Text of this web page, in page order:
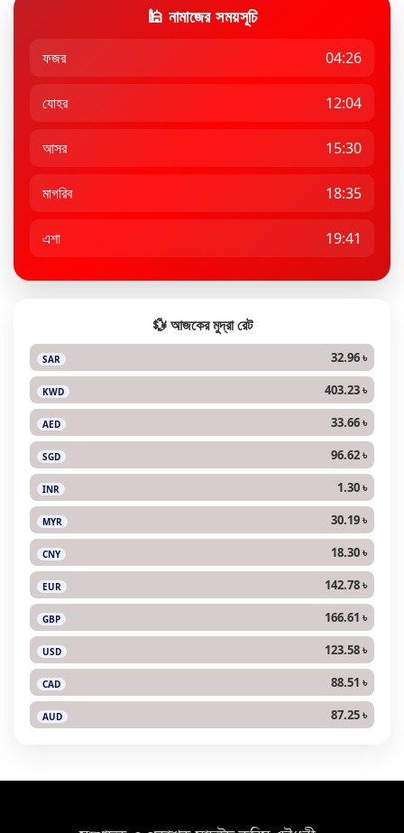
🕌 নামাজের সময়সূচি
ফজর 04:26
যোহর 12:04
আসর 15:30
মাগরিব 18:35
এশা 19:41
💱 আজকের মুদ্রা রেট
SAR 32.96 ৳
KWD 403.23 ৳
AED 33.66 ৳
SGD 96.62 ৳
INR 1.30 ৳
MYR 30.19 ৳
CNY 18.30 ৳
EUR 142.78 ৳
GBP 166.61 ৳
USD 123.58 ৳
CAD 88.51 ৳
AUD 87.25 ৳